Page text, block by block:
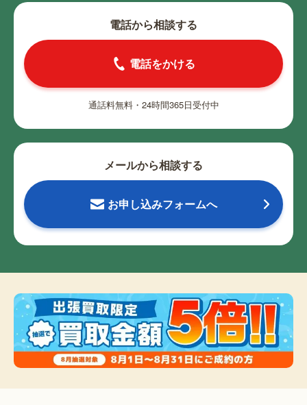
電話から相談する
電話をかける
通話料無料・24時間365日受付中
メールから相談する
お申し込みフォームへ